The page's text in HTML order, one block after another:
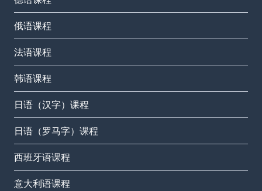
俄语课程
法语课程
韩语课程
日语（汉字）课程
日语（罗马字）课程
西班牙语课程
意大利语课程